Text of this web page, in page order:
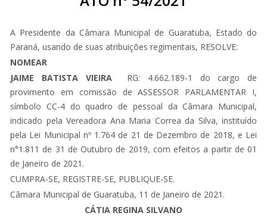
A Presidente da Câmara Municipal de Guaratuba, Estado do
Paraná, usando de suas atribuições regimentais, RESOLVE:
NOMEAR
JAIME BATISTA VIEIRA RG: 4.662.189-1 do cargo de
provimento em comissão de ASSESSOR PARLAMENTAR I,
símbolo CC-4 do quadro de pessoal da Câmara Municipal,
indicado pela Vereadora Ana Maria Correa da Silva, instituído
pela Lei Municipal nº 1.764 de 21 de Dezembro de 2018, e Lei
n°1.811 de 31 de Outubro de 2019, com efeitos a partir de 01
de Janeiro de 2021.
CUMPRA-SE, REGISTRE-SE, PUBLIQUE-SE.
Câmara Municipal de Guaratuba, 11 de Janeiro de 2021.
CÁTIA REGINA SILVANO